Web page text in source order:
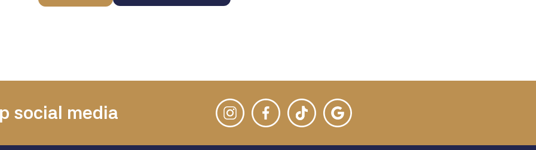
social media